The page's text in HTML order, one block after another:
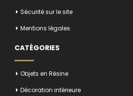
Sécurité sur le site
Mentions légales
CATÉGORIES
Objets en Résine
Décoration intérieure